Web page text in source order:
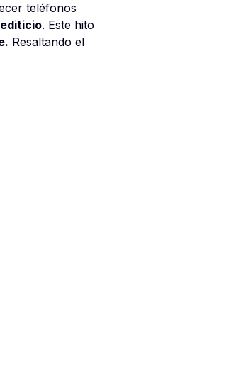
teléfonos
. Este hito
Resaltando el